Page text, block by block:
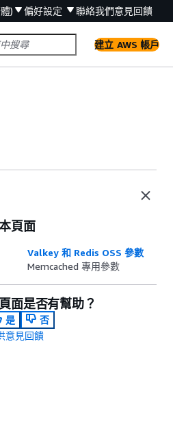
) 偏好設定 聯絡我們意見回饋
建立 AWS 帳戶
頁面
Valkey 和 Redis OSS 參數
Memcached 專用參數
面是否有幫助？
是
否
意見回饋